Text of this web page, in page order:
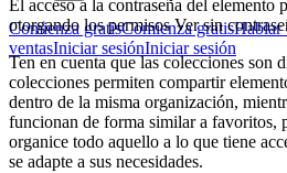
Comienza gratisComienza gratisHablar
ventasIniciar sesiónIniciar sesión
El acceso a la contraseña del elemento
otorgando los permisos Ver sin
Ten en cuenta que las colecciones son
colecciones permiten compartir
dentro de la misma organización,
funcionan de forma similar a favoritos,
organice todo aquello a lo que tiene
se adapte a sus necesidades.